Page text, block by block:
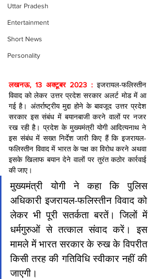
Uttar Pradesh
Entertainment
Short News
Personality
लखनऊ, 13 अक्टूबर 2023 : इजरायल-फलिस्तीन
विवाद को लेकर उत्तर प्रदेश सरकार अलर्ट मोड में आ
गई है। अंतर्राष्ट्रीय मुद्दा होने के बावजूद उत्तर प्रदेश
सरकार इस संबंध में बयानबाजी करने वालों पर नजर
रख रही है। प्रदेश के मुख्यमंत्री योगी आदित्यनाथ ने
इस संबंध में सख्त निर्देश जारी किए हैं कि इजरायल-
फलिस्तीन विवाद में भारत के पक्ष का विरोध करने अथवा
इसके खिलाफ बयान देने वालों पर तुरंत कठोर कार्रवाई
की जाए।
मुख्यमंत्री योगी ने कहा कि पुलिस
अधिकारी इजरायल-फलिस्तीन विवाद को
लेकर भी पूरी सतर्कता बरतें। जिलों में
धर्मगुरुओं से तत्काल संवाद करें। इस
मामले में भारत सरकार के रुख के विपरीत
किसी तरह की गतिविधि स्वीकार नहीं की
जाएगी।